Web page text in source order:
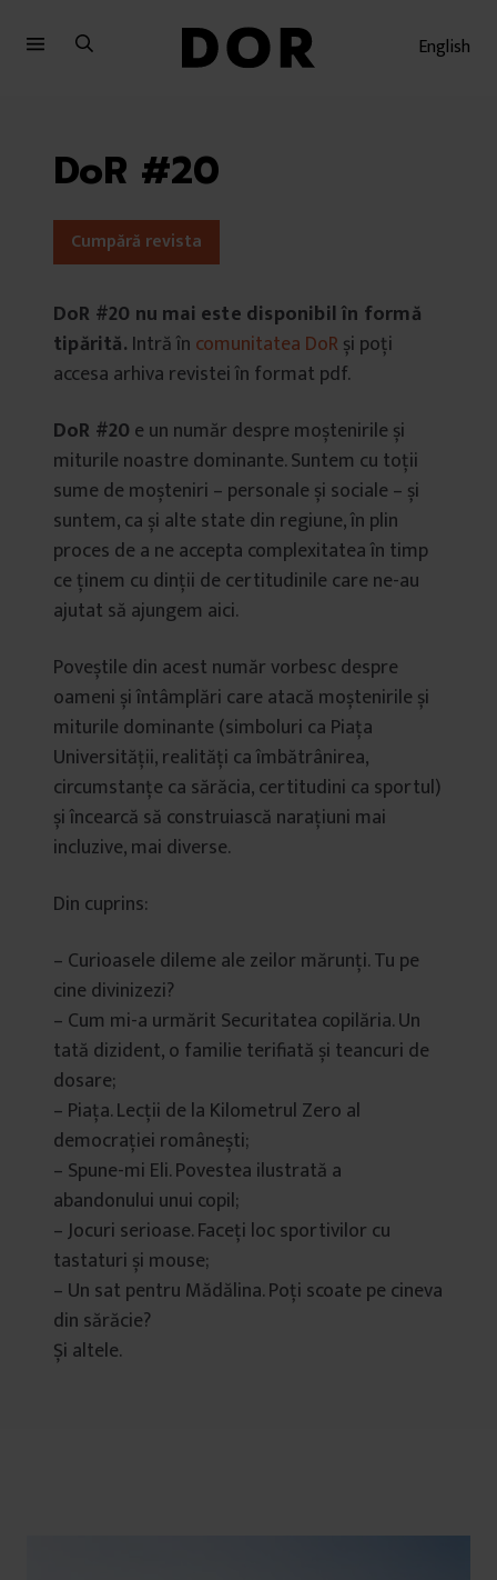
English
DoR #20
Cumpără revista
DoR #20 nu mai este disponibil în formă
tipărită. Intră în comunitatea DoR și poți
accesa arhiva revistei în format pdf.
DoR #20 e un număr despre moștenirile și
miturile noastre dominante. Suntem cu toții
sume de moșteniri – personale și sociale – și
suntem, ca și alte state din regiune, în plin
proces de a ne accepta complexitatea în timp
ce ținem cu dinții de certitudinile care ne-au
ajutat să ajungem aici.
Poveștile din acest număr vorbesc despre
oameni și întâmplări care atacă moștenirile și
miturile dominante (simboluri ca Piața
Universității, realități ca îmbătrânirea,
circumstanțe ca sărăcia, certitudini ca sportul)
și încearcă să construiască narațiuni mai
incluzive, mai diverse.
Din cuprins:
– Curioasele dileme ale zeilor mărunți. Tu pe
cine divinizezi?
– Cum mi-a urmărit Securitatea copilăria. Un
tată dizident, o familie terifiată și teancuri de
dosare;
– Piața. Lecții de la Kilometrul Zero al
democrației românești;
– Spune-mi Eli. Povestea ilustrată a
abandonului unui copil;
– Jocuri serioase. Faceți loc sportivilor cu
tastaturi și mouse;
– Un sat pentru Mădălina. Poți scoate pe cineva
din sărăcie?
Și altele.